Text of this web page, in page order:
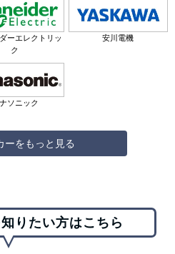
ーエレクトリッ
ク
安川電機
ソニック
ーをもっと見る
りたい方はこちら